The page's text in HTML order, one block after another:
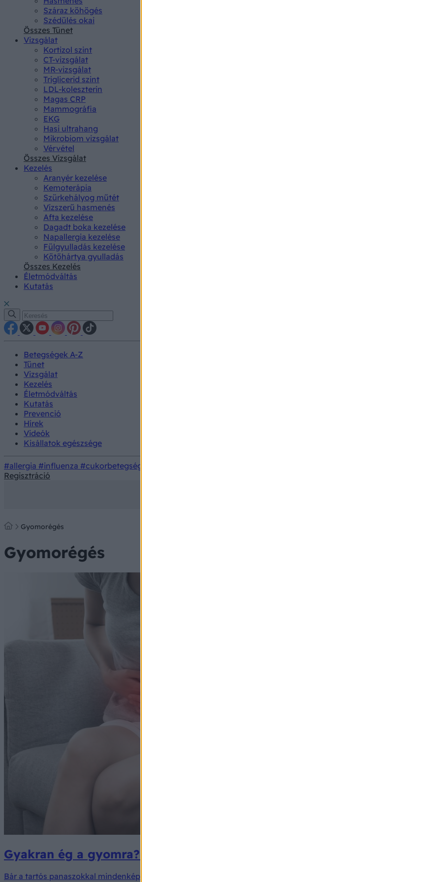
Száraz köhögés
Szédülés okai
Összes Tünet
Vizsgálat
Kortizol szint
CT-vizsgálat
MR-vizsgálat
Triglicerid szint
LDL-koleszterin
Magas CRP
Mammográfia
EKG
Hasi ultrahang
Mikrobiom vizsgálat
Vérvétel
Összes Vizsgálat
Kezelés
Aranyér kezelése
Kemoterápia
Szürkehályog műtét
Vízszerű hasmenés
Afta kezelése
Dagadt boka kezelése
Napallergia kezelése
Fülgyulladás kezelése
Kötőhártya gyulladás
Összes Kezelés
Életmódváltás
Kutatás
Betegségek A-Z
Tünet
Vizsgálat
Kezelés
Életmódváltás
Kutatás
Prevenció
Hírek
Videók
Kisállatok egészsége
#allergia #influenza #cukorbetegség
Regisztráció
Gyomorégés
Gyomorégés
Gyakran ég a gyomra? Ezek az ételek segíthetnek csökkenteni a savas
Bár a tartós panaszokkal mindenképpen orvoshoz kell fordulni, az étrend megváltoztatása sok esetben jelentősen